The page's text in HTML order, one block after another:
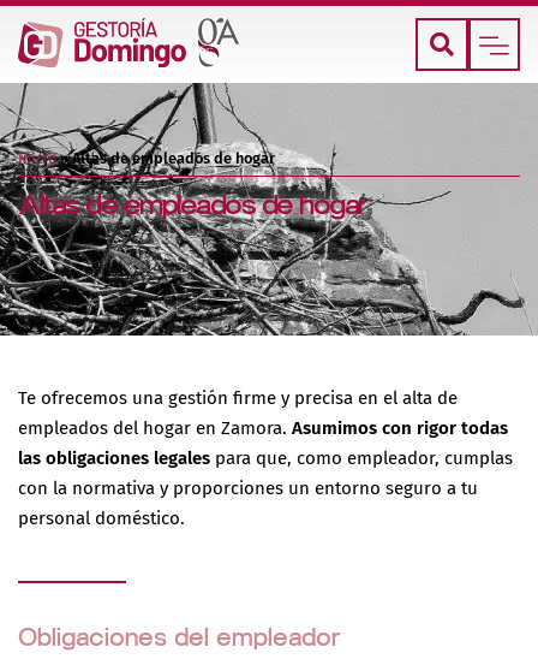
Inicio»Altas de empleados de hogar
Altas de empleados de hogar
Te ofrecemos una gestión firme y precisa en el alta de
empleados del hogar en Zamora. Asumimos con rigor todas
las obligaciones legales para que, como empleador, cumplas
con la normativa y proporciones un entorno seguro a tu
personal doméstico.
Obligaciones del empleador